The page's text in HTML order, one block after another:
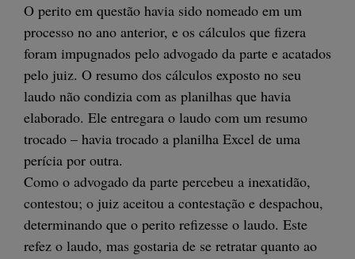
O perito em questão havia sido nomeado em um
processo no ano anterior, e os cálculos que fizera
foram impugnados pelo advogado da parte e acatados
pelo juiz. O resumo dos cálculos exposto no seu
laudo não condizia com as planilhas que havia
elaborado. Ele entregara o laudo com um resumo
trocado – havia trocado a planilha Excel de uma
perícia por outra.
Como o advogado da parte percebeu a inexatidão,
contestou; o juiz aceitou a contestação e despachou,
determinando que o perito refizesse o laudo. Este
refez o laudo, mas gostaria de se retratar quanto ao